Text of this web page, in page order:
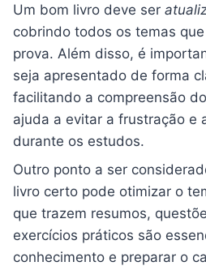
Um bom livro deve ser
cobrindo todos os temas
prova. Além disso, é
seja apresentado de forma
facilitando a compreensão
ajuda a evitar a frustração e
durante os estudos.
Outro ponto a ser
livro certo pode otimizar o
que trazem resumos,
exercícios práticos são
conhecimento e preparar o